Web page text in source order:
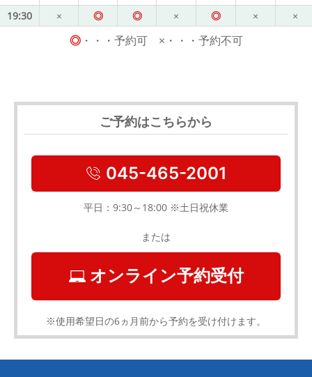
19:30
× ◎ ◎ × ◎ × ×
◎・・・予約可 ×・・・予約不可
ご予約はこちらから
045-465-2001
平日：9:30～18:00 ※土日祝休業
または
オンライン予約受付
※使用希望日の6ヵ月前から予約を受け付けます。